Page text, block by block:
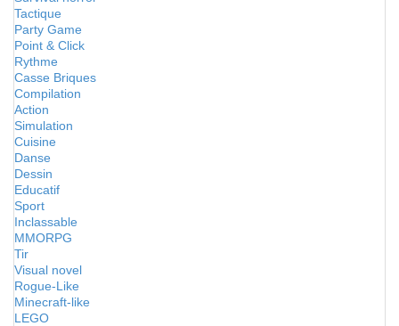
Tactique
Party Game
Point & Click
Rythme
Casse Briques
Compilation
Action
Simulation
Cuisine
Danse
Dessin
Educatif
Sport
Inclassable
MMORPG
Tir
Visual novel
Rogue-Like
Minecraft-like
LEGO